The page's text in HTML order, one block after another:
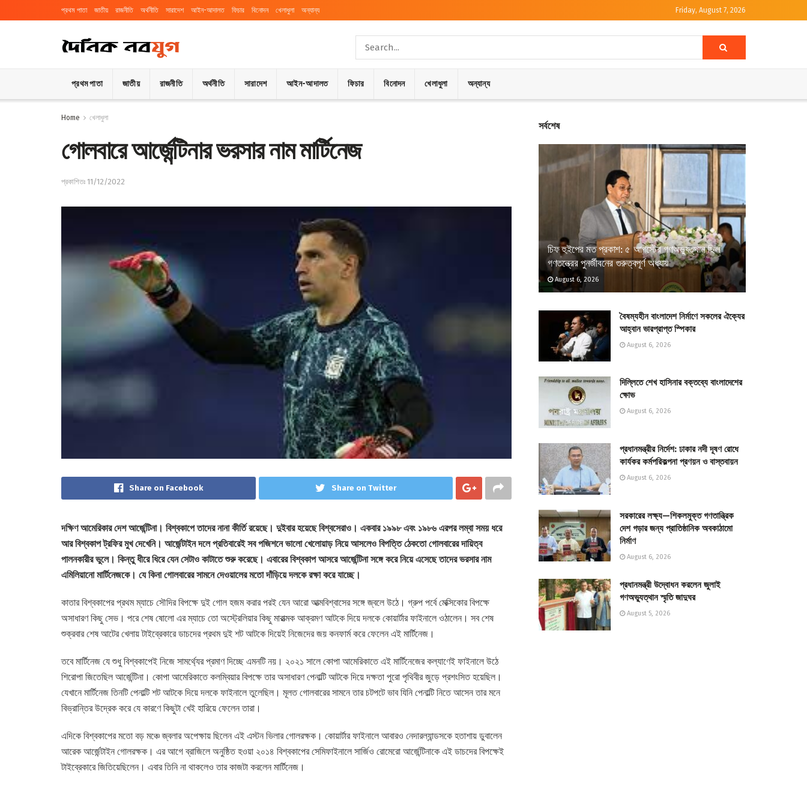
প্রথম পাতা জাতীয় রাজনীতি অর্থনীতি সারাদেশ আইন-আদালত ফিচার বিনোদন খেলাধুলা অন্যান্য Friday, August 7, 2026
প্রথম পাতা জাতীয় রাজনীতি অর্থনীতি সারাদেশ আইন-আদালত ফিচার বিনোদন খেলাধুলা অন্যান্য
Home খেলাধুলা
গোলবারে আর্জেন্টিনার ভরসার নাম মার্টিনেজ
প্রকাশিতঃ 11/12/2022
Share on Facebook Share on Twitter
দক্ষিণ আমেরিকার দেশ আর্জেন্টিনা। বিশ্বকাপে তাদের নানা কীর্তি রয়েছে। দুইবার হয়েছে বিশ্বসেরাও। একবার ১৯৯৮ এবং ১৯৮৬ এরপর লম্বা সময় ধরে
আর বিশ্বকাপ ট্রফির মুখ দেখেনি। আর্জেন্টাইন দলে প্রতিবারেই সব পজিশনে ভালো খেলোয়াড় নিয়ে আসলেও বিপত্তি ঠেকতো গোলবারের দায়িত্ব
পালনকারীর ভুলে। কিন্তু ধীরে ধিরে যেন সেটাও কাটাতে শুরু করেছে। এবারের বিশ্বকাপ আসরে আর্জেন্টিনা সঙ্গে করে নিয়ে এসেছে তাদের ভরসার নাম
এমিলিয়ানো মার্টিনেজকে। যে কিনা গোলবারের সামনে দেওয়ালের মতো দাঁড়িয়ে দলকে রক্ষা করে যাচ্ছে।
কাতার বিশ্বকাপের প্রথম ম্যাচে সৌদির বিপক্ষে দুই গোল হজম করার পরই যেন আরো আত্মবিশ্বাসের সঙ্গে জ্বলে উঠে। গ্রুপ পর্বে মেক্সিকোর বিপক্ষে
অসাধারণ কিছু সেভ। পরে শেষ ষোলো এর ম্যাচে তো অস্ট্রেলিয়ার কিছু মারাত্মক আক্রমণ আটকে দিয়ে দলকে কোয়ার্টার ফাইনালে ওঠালেন। সব শেষ
শুক্রবার শেষ আটের খেলায় টাইব্রেকারে ডাচদের প্রথম দুই শট আটকে দিয়েই নিজেদের জয় কনফার্ম করে ফেলেন এই মার্টিনেজ।
তবে মার্টিনেজ যে শুধু বিশ্বকাপেই নিজে সামর্থ্যের প্রমাণ দিচ্ছে এমনটি নয়। ২০২১ সালে কোপা আমেরিকাতে এই মার্টিনেজের কল্যাণেই ফাইনালে উঠে
শিরোপা জিতেছিল আর্জেন্টিনা। কোপা আমেরিকাতে কলম্বিয়ার বিপক্ষে তার অসাধারণ পেনাল্টি আটকে দিয়ে দক্ষতা পুরো পৃথিবীর জুড়ে প্রশংসিত হয়েছিল।
যেখানে মার্টিনেজ তিনটি পেনাল্টি শট আটকে দিয়ে দলকে ফাইনালে তুলেছিল। মূলত গোলবারের সামনে তার চটপটে ভাব যিনি পেনাল্টি নিতে আসেন তার মনে
বিভ্রান্তির উদ্রেক করে যে কারণে কিছুটা খেই হারিয়ে ফেলেন তারা।
এদিকে বিশ্বকাপের মতো বড় মঞ্চে জ্বলার অপেক্ষায় ছিলেন এই এস্টন ভিলার গোলরক্ষক। কোয়ার্টার ফাইনালে আবারও নেদারল্যান্ডসকে হতাশায় ডুবালেন
আরেক আর্জেন্টাইন গোলরক্ষক। এর আগে ব্রাজিলে অনুষ্ঠিত হওয়া ২০১৪ বিশ্বকাপের সেমিফাইনালে সার্জিও রোমেরো আর্জেন্টিনাকে এই ডাচদের বিপক্ষেই
টাইব্রেকারে জিতিয়েছিলেন। এবার তিনি না থাকলেও তার কাজটা করলেন মার্টিনেজ।
সর্বশেষ
চিফ হুইপের মত প্রকাশ: ৫ আগস্টের গণঅভ্যুত্থান ছিল
গণতন্ত্রের পুনর্জীবনের গুরুত্বপূর্ণ অধ্যায়
August 6, 2026
বৈষম্যহীন বাংলাদেশ নির্মাণে সকলের ঐক্যের
আহ্বান ভারপ্রাপ্ত স্পিকার
August 6, 2026
দিল্লিতে শেখ হাসিনার বক্তব্যে বাংলাদেশের
ক্ষোভ
August 6, 2026
প্রধানমন্ত্রীর নির্দেশ: ঢাকার নদী দূষণ রোধে
কার্যকর কর্মপরিকল্পনা প্রণয়ন ও বাস্তবায়ন
August 6, 2026
সরকারের লক্ষ্য—শিকলমুক্ত গণতান্ত্রিক
দেশ গড়ার জন্য প্রাতিষ্ঠানিক অবকাঠামো
নির্মাণ
August 6, 2026
প্রধানমন্ত্রী উদ্বোধন করলেন জুলাই
গণঅভ্যুত্থান স্মৃতি জাদুঘর
August 5, 2026